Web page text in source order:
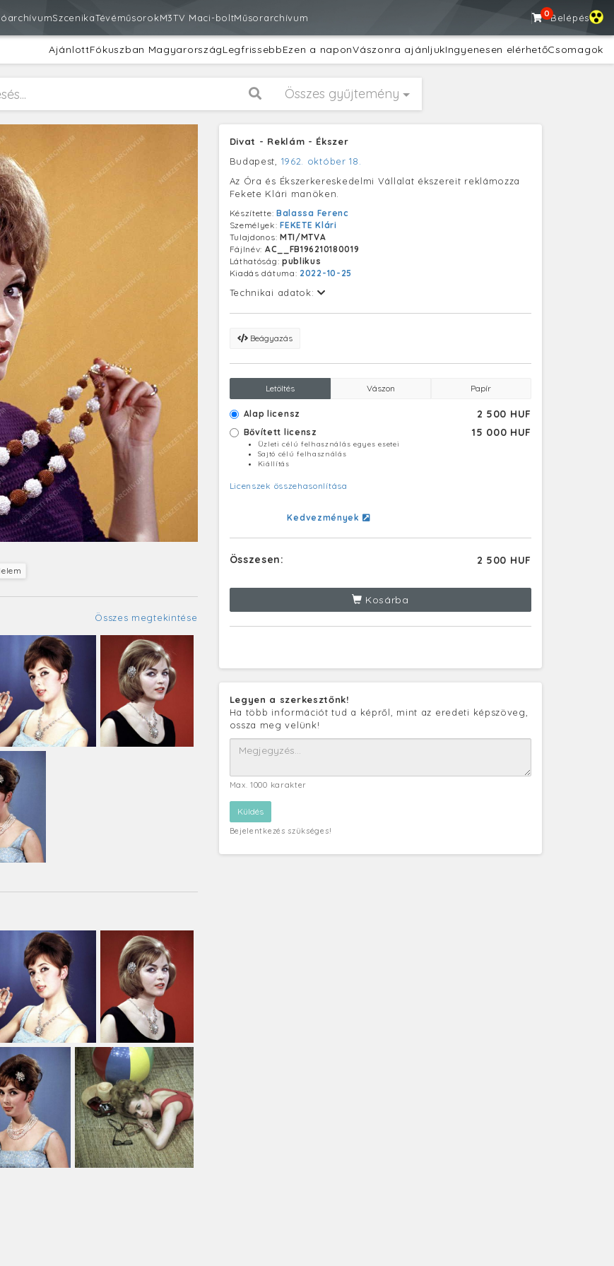
SzcenikaTévéműsorokM3TV Maci-boltMűsorarchívum 0Belépés
AjánlottFókuszban MagyarországLegfrissebbEzen a naponVászonra ajánljukIngyenesen elérhetőCsomagok
Összes gyűjtemény
Összes megtekintése
Divat - Reklám - Ékszer
Budapest, 1962. október 18.
Az Óra és Ékszerkereskedelmi Vállalat ékszereit reklámozza
Fekete Klári manöken.
Készítette: Balassa Ferenc
Személyek:FEKETE Klári
Tulajdonos: MTI/MTVA
Fájlnév: AC__FB196210180019
Láthatóság: publikus
Kiadás dátuma: 2022-10-25
Technikai adatok:
Beágyazás
Letöltés Vászon Papír
Alap licensz 2 500 HUF
Bővített licensz 15 000 HUF
Üzleti célú felhasználás egyes esetei
Sajtó célú felhasználás
Kiállítás
Licenszek összehasonlítása
Kedvezmények
Összesen: 2 500 HUF
Kosárba
Legyen a szerkesztőnk!
Ha több információt tud a képről, mint az eredeti képszöveg,
ossza meg velünk!
Max. 1000 karakter
Bejelentkezés szükséges!